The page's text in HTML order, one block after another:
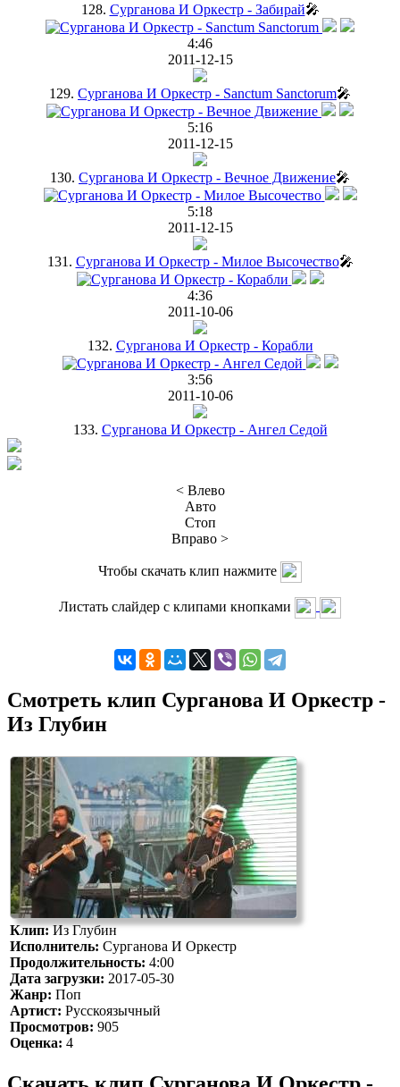
128. Сурганова И Оркестр - Забирай🎤
4:46
2011-12-15
129. Сурганова И Оркестр - Sanctum Sanctorum🎤
5:16
2011-12-15
130. Сурганова И Оркестр - Вечное Движение🎤
5:18
2011-12-15
131. Сурганова И Оркестр - Милое Высочество🎤
4:36
2011-10-06
132. Сурганова И Оркестр - Корабли
3:56
2011-10-06
133. Сурганова И Оркестр - Ангел Седой
< Влево
Авто
Стоп
Вправо >
Чтобы скачать клип нажмите
Листать слайдер с клипами кнопками
Смотреть клип Сурганова И Оркестр -
Из Глубин
Клип:Из Глубин
Исполнитель: Сурганова И Оркестр
Продолжительность: 4:00
Дата загрузки: 2017-05-30
Жанр: Поп
Артист: Русскоязычный
Просмотров: 905
Оценка: 4